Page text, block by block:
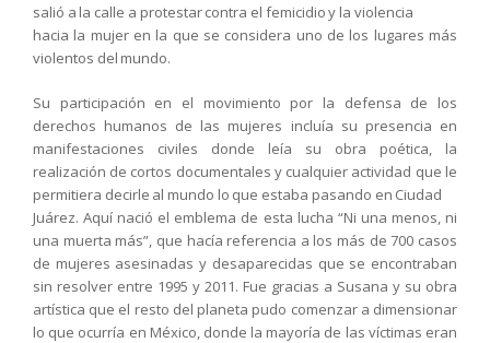
salió a la calle a protestar contra el femicidio y la violencia
hacia la mujer en la que se considera uno de los lugares más
violentos del mundo.
Su participación en el movimiento por la defensa de los
derechos humanos de las mujeres incluía su presencia en
manifestaciones civiles donde leía su obra poética, la
realización de cortos documentales y cualquier actividad que le
permitiera decirle al mundo lo que estaba pasando en Ciudad
Juárez. Aquí nació el emblema de esta lucha “Ni una menos, ni
una muerta más”, que hacía referencia a los más de 700 casos
de mujeres asesinadas y desaparecidas que se encontraban
sin resolver entre 1995 y 2011. Fue gracias a Susana y su obra
artística que el resto del planeta pudo comenzar a dimensionar
lo que ocurría en México, donde la mayoría de las víctimas eran